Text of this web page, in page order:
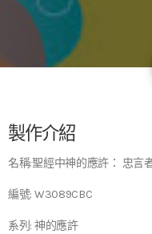
製作介紹
名稱:聖經中神的應許： 忠言
編號: W3089CBC
系列: 神的應許